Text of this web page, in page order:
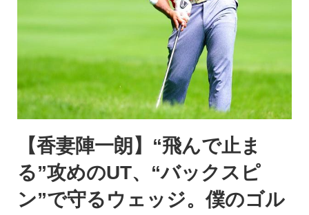
【香妻陣一朗】“飛んで止ま
る”攻めのUT、“バックスピ
ン”で守るウェッジ。僕のゴル